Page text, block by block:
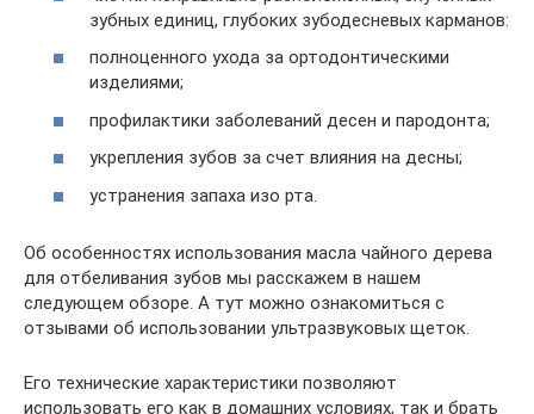
зубных единиц, глубоких зубодесневых карманов:
полноценного ухода за ортодонтическими
изделиями;
профилактики заболеваний десен и пародонта;
укрепления зубов за счет влияния на десны;
устранения запаха изо рта.
Об особенностях использования масла чайного дерева
для отбеливания зубов мы расскажем в нашем
следующем обзоре. А тут можно ознакомиться с
отзывами об использовании ультразвуковых щеток.
Его технические характеристики позволяют
использовать его как в домашних условиях, так и брать